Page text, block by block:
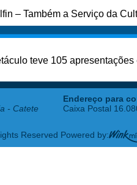
– Também a Serviço da
teve 105
- Catete
Endereço para
Caixa Postal
Reserved Powered by: